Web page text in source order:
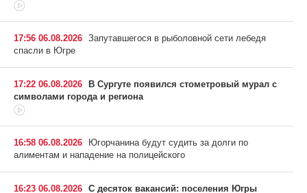
17:56 06.08.2026 Запутавшегося в рыболовной сети лебедя
спасли в Югре
17:22 06.08.2026
В Сургуте появился стометровый мурал с
символами города и региона
16:58 06.08.2026
Югорчанина будут судить за долги по
алиментам и нападение на полицейского
16:23 06.08.2026 С десяток вакансий: поселения Югры